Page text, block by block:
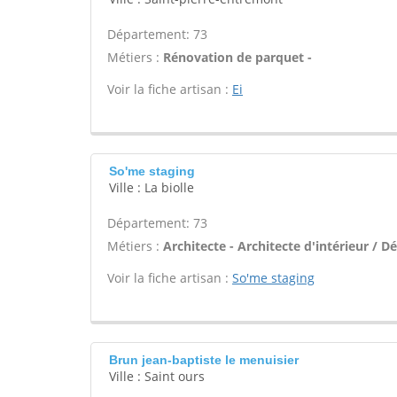
Département: 73
Métiers : Rénovation de parquet -
Voir la fiche artisan : Ei
So'me staging
Ville : La biolle
Département: 73
Métiers : Architecte - Architecte d'intérieur /
Voir la fiche artisan : So'me staging
Brun jean-baptiste le menuisier
Ville : Saint ours